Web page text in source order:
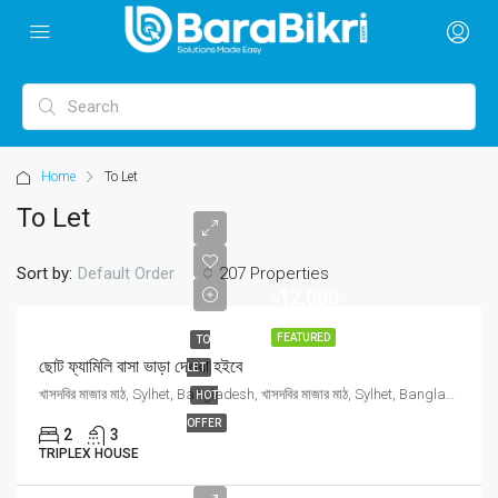
Home To Let
To Let
207 Properties
Sort by: Default Order
FEATURED
TO
LET
HOT
OFFER
ছোট ফ্যামিলি বাসা ভাড়া দেওয়া হইবে
খাসদবির মাজার মাঠ, Sylhet, Bangladesh, খাসদবির মাজার মাঠ, Sylhet, Bangladesh, Sylhet, Sylhet Division
2 3
TRIPLEX HOUSE